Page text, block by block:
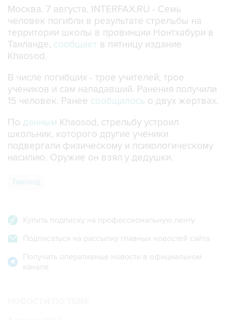
Москва. 7 августа. INTERFAX.RU - Семь
человек погибли в результате стрельбы на
территории школы в провинции Нонтхабури в
Таиланде, сообщает в пятницу издание
Khaosod.
В числе погибших - трое учителей, трое
учеников и сам нападавший. Ранения получили
15 человек. Ранее сообщалось о двух жертвах.
По данным Khaosod, стрельбу устроил
школьник, которого другие ученики
подвергали физическому и психологическому
насилию. Оружие он взял у дедушки.
Таиланд
Купить подписку на профессиональную ленту
Подписаться на рассылку главных новостей сайта
Получать оперативные новости в официальном
канале